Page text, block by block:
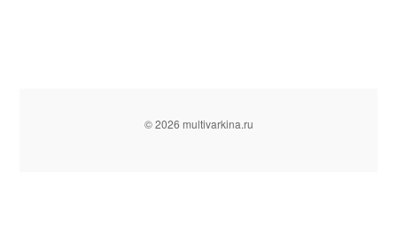
© 2026 multivarkina.ru